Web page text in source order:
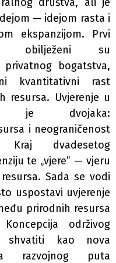
— idejom rasta i
ekspanzijom. Prvi
obilježeni su
privatnog bogatstva,
kvantitativni rast
resursa. Uvjerenje u
je dvojaka:
i neograničenost
Kraj dvadesetog
te „vjere” — vjeru
Sada se vodi
uspostavi uvjerenje
prirodnih resursa
održivog
shvatiti kao nova
razvojnog puta